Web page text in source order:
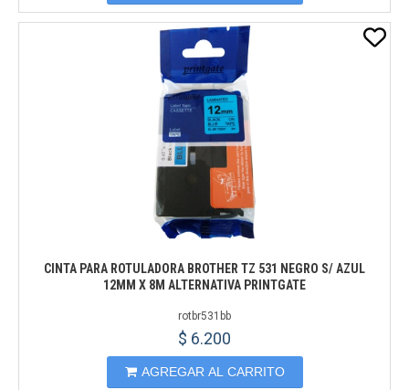
CINTA PARA ROTULADORA BROTHER TZ 531 NEGRO S/ AZUL
12MM X 8M ALTERNATIVA PRINTGATE
rotbr531bb
$ 6.200
AGREGAR AL CARRITO